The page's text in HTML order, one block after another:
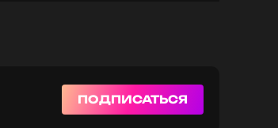
ПОДПИСАТЬСЯ